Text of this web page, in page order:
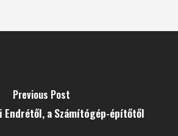
Previous Post
Endrétől, a Számítógép-építőtől